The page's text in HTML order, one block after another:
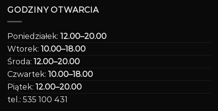
GODZINY OTWARCIA
Poniedziałek: 12.00–20.00
Wtorek: 10.00–18.00
Środa: 12.00–20.00
Czwartek: 10.00–18.00
Piątek: 12.00–20.00
tel.: 535 100 431